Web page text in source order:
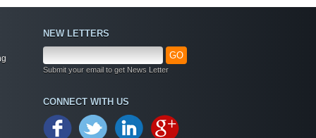
+ Chào mừng bạn đến với diễn đàn thông tin
dịch vụ Việt Nam
NEW LETTERS
GO
Submit your email to get News Letter
CONNECT WITH US